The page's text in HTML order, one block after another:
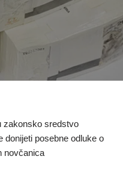
zakonsko sredstvo
donijeti posebne odluke o
novčanica